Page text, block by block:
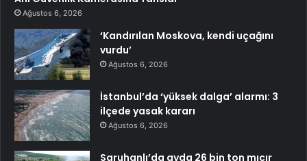
Ağustos 6, 2026
‘Kandırılan Moskova, kendi uçağını
vurdu’
Ağustos 6, 2026
İstanbul’da ‘yüksek dalga’ alarmı: 3
ilçede yasak kararı
Ağustos 6, 2026
Saruhanlı’da ayda 26 bin ton mıcır